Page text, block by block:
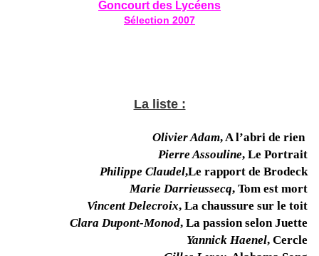
Goncourt des Lycéens
Sélection 2007
La liste :
Olivier Adam, A l’abri de rien
Pierre Assouline, Le Portrait
Philippe Claudel,Le rapport de Brodeck
Marie Darrieussecq, Tom est mort
Vincent Delecroix, La chaussure sur le toit
Clara Dupont-Monod, La passion selon Juette
Yannick Haenel, Cercle